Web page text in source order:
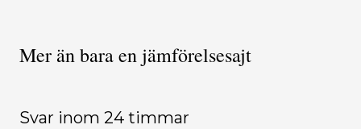
Mer än bara en jämförelsesajt
Svar inom 24 timmar